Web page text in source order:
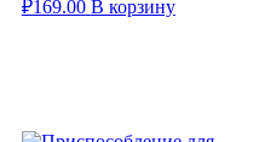
₽169.00 В корзину